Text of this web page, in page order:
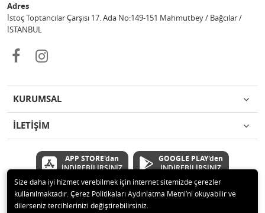
Adres
İstoç Toptancılar Çarşısı 17. Ada No:149-151 Mahmutbey / Bağcılar /
İSTANBUL
KURUMSAL
İLETİŞİM
APP STORE'dan
İNDİREBİLİRSİNİZ
GOOGLE PLAY'den
İNDİREBİLİRSİNİZ
© 2020 Çetinkaya Elektronik Kırtasiye Oyuncak San ve Tic.Ltd.Şti Tüm
Size daha iyi hizmet verebilmek için internet sitemizde çerezler
kullanılmaktadır. Çerez Politikaları Aydınlatma Metni’ni okuyabilir ve
dilerseniz tercihlerinizi değiştirebilirsiniz.